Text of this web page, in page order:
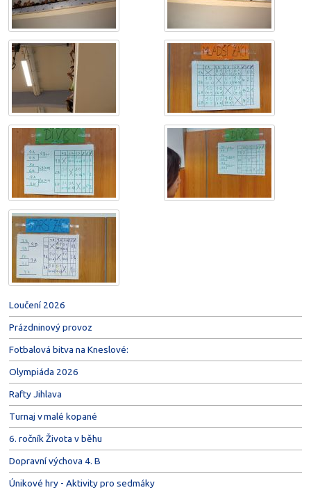
Loučení 2026
Prázdninový provoz
Fotbalová bitva na Kneslové:
Olympiáda 2026
Rafty Jihlava
Turnaj v malé kopané
6. ročník Života v běhu
Dopravní výchova 4. B
Únikové hry - Aktivity pro sedmáky